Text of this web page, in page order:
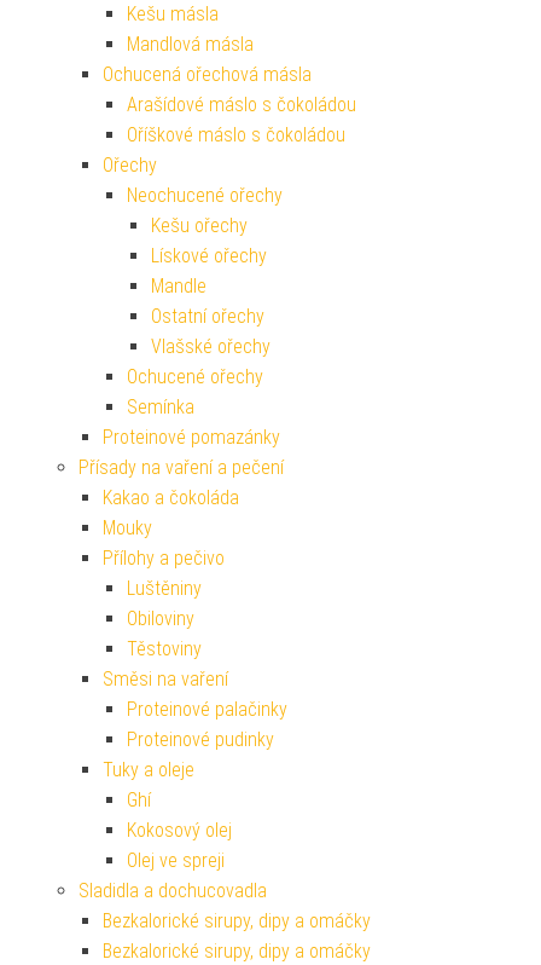
Kešu másla
Mandlová másla
Ochucená ořechová másla
Arašídové máslo s čokoládou
Oříškové máslo s čokoládou
Ořechy
Neochucené ořechy
Kešu ořechy
Lískové ořechy
Mandle
Ostatní ořechy
Vlašské ořechy
Ochucené ořechy
Semínka
Proteinové pomazánky
Přísady na vaření a pečení
Kakao a čokoláda
Mouky
Přílohy a pečivo
Luštěniny
Obiloviny
Těstoviny
Směsi na vaření
Proteinové palačinky
Proteinové pudinky
Tuky a oleje
Ghí
Kokosový olej
Olej ve spreji
Sladidla a dochucovadla
Bezkalorické sirupy, dipy a omáčky
Bezkalorické sirupy, dipy a omáčky